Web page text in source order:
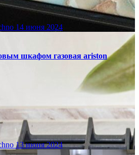
14 июня 2024
шкафом газовая ariston
13 июня 2024